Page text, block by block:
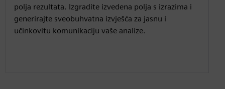
polja rezultata. Izgradite izvedena polja s izrazima i
generirajte sveobuhvatna izvješća za jasnu i
učinkovitu komunikaciju vaše analize.